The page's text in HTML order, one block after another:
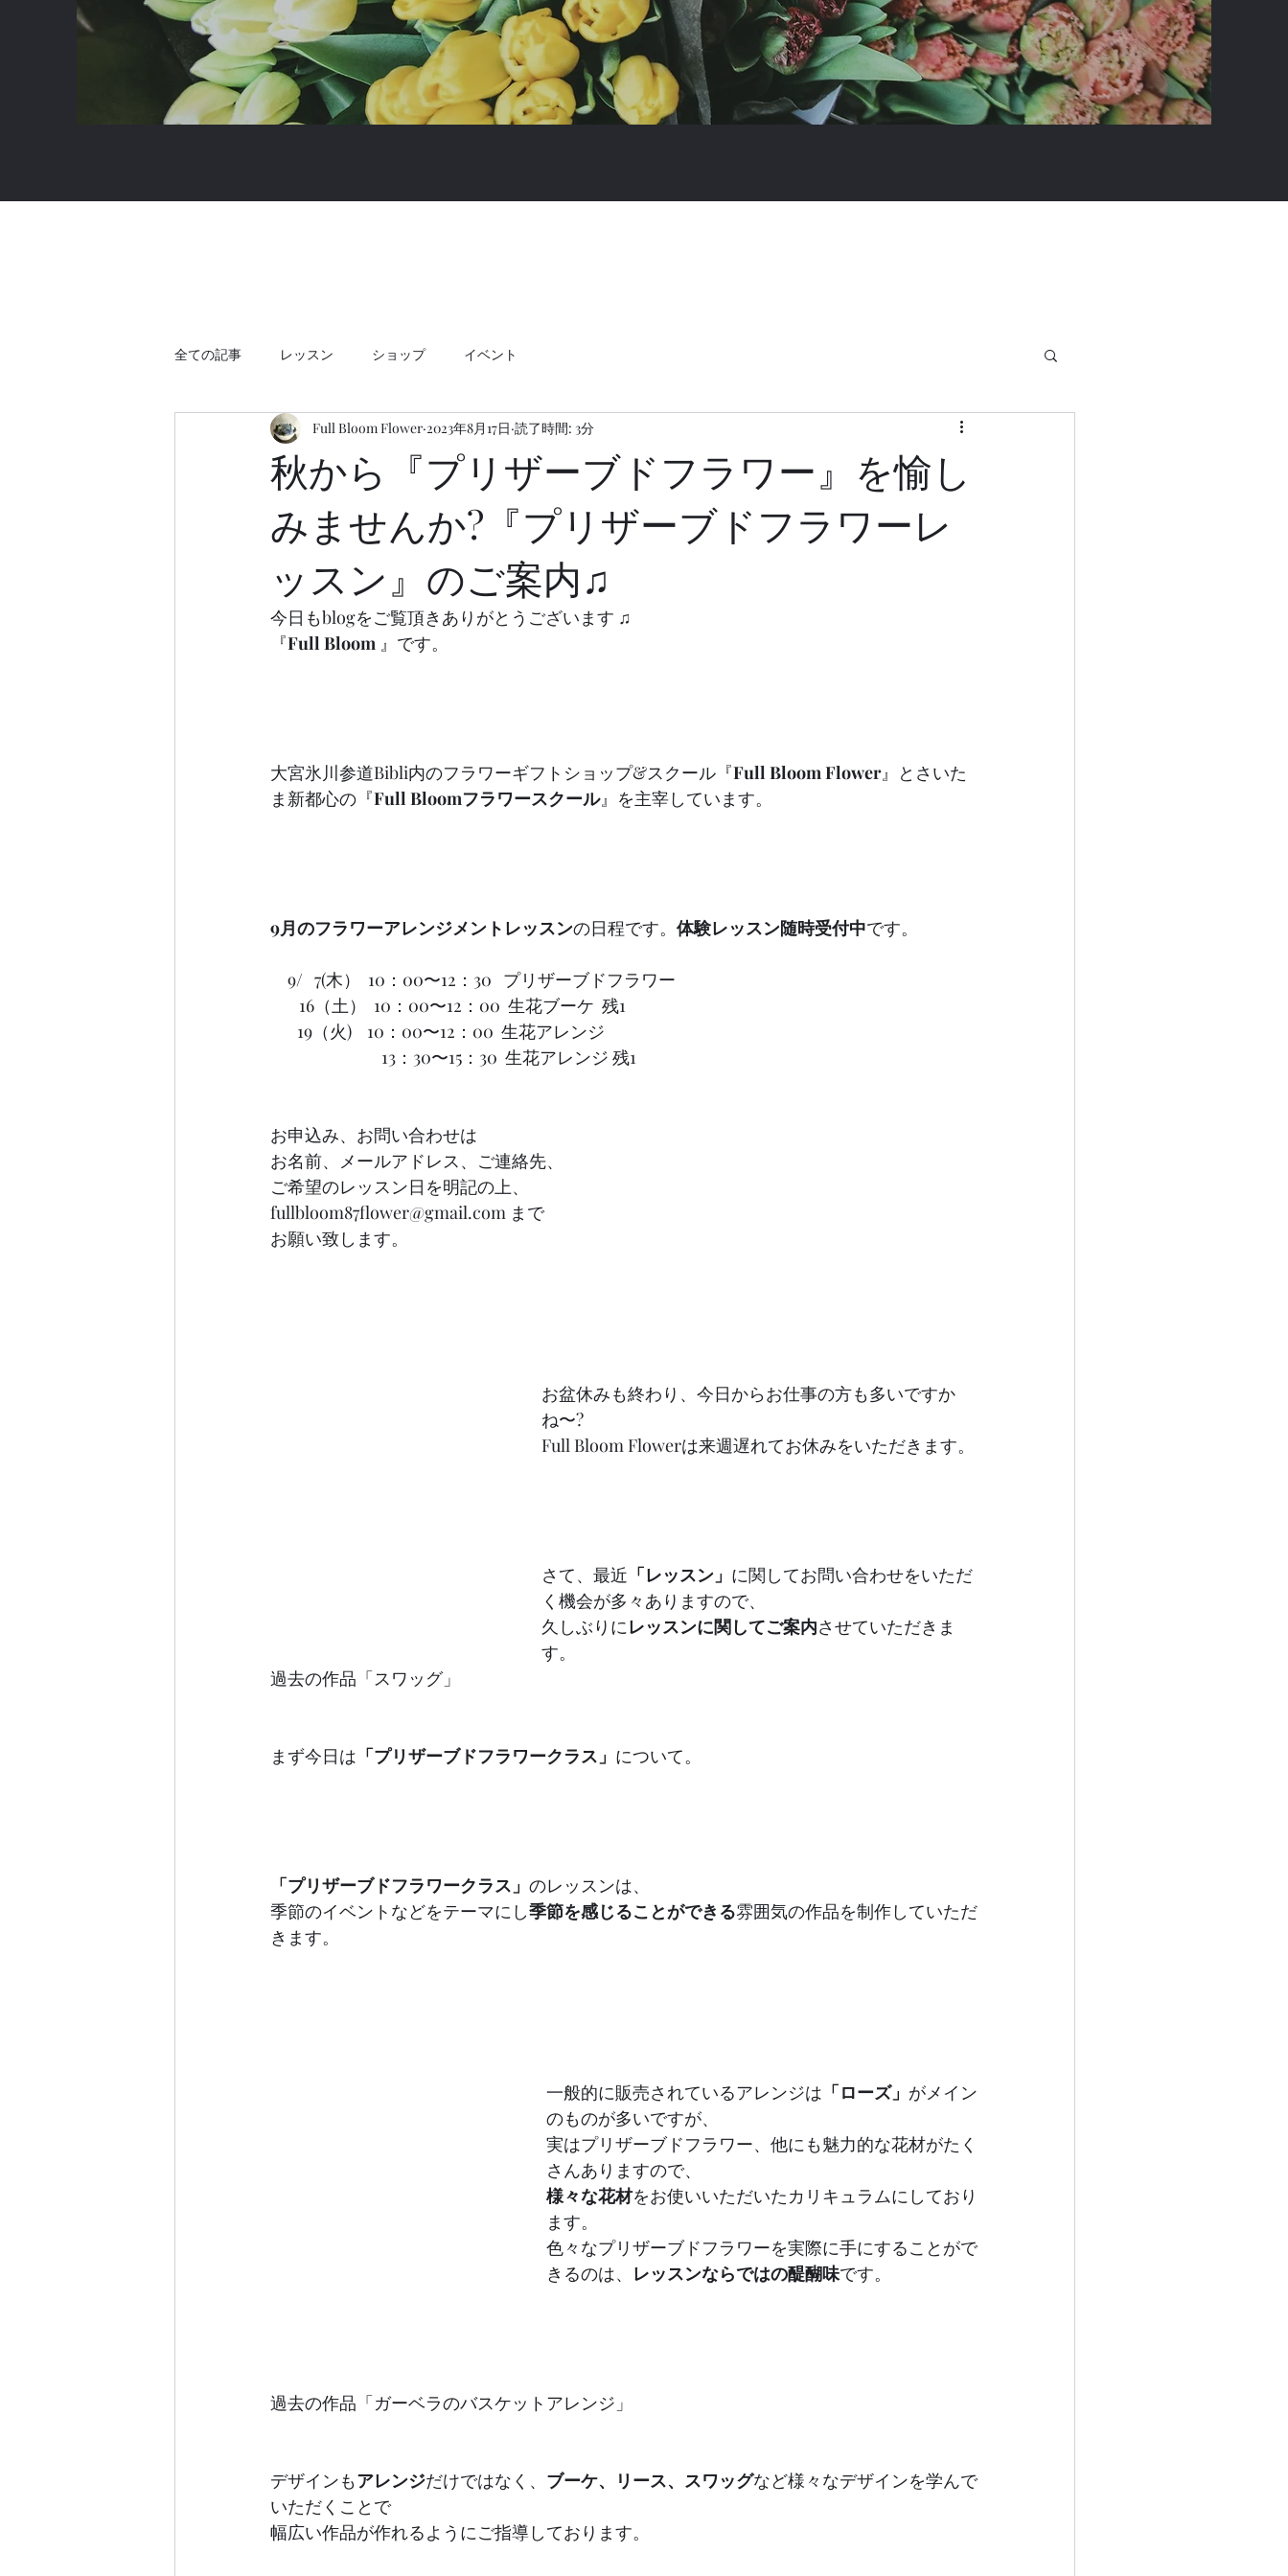
全ての記事 レッスン ショップ イベント
秋から『プリザーブドフラワー』を愉し
みませんか?『プリザーブドフラワーレ
ッスン』のご案内♫
Full Bloom Flower 2023年8月17日 読了時間: 3分
今日もblogをご覧頂きありがとうございます ♫
『Full Bloom 』です。
大宮氷川参道Bibli内のフラワーギフトショップ&スクール『Full Bloom Flower』とさいた
ま新都心の『Full Bloomフラワースクール』を主宰しています。
9月のフラワーアレンジメントレッスンの日程です。 体験レッスン随時受付中です。
9/   7(木）  10：00〜12：30   プリザーブドフラワー
16（土）  10：00〜12：00  生花ブーケ  残1
       19（火)    10：00〜12：00  生花アレンジ
13：30〜15：30  生花アレンジ 残1
お申込み、お問い合わせは
お名前、メールアドレス、ご連絡先、
ご希望のレッスン日を明記の上、
fullbloom87flower@gmail.com まで
お願い致します。
お盆休みも終わり、今日からお仕事の方も多いですか
ね〜?
Full Bloom Flowerは来週遅れてお休みをいただきます。
さて、最近 「レッスン」 に関してお問い合わせをいただ
く機会が多々ありますので、
久しぶりにレッスンに関してご案内させていただきま
す。
過去の作品「スワッグ」
まず今日は 「プリザーブドフラワークラス」 について。
「プリザーブドフラワークラス」 のレッスンは、
季節のイベントなどをテーマにし季節を感じることができる雰囲気の作品を制作していただ
きます。
一般的に販売されているアレンジは 「ローズ」 がメイン
のものが多いですが、
実はプリザーブドフラワー、他にも魅力的な花材がたく
さんありますので、
様々な花材をお使いいただいたカリキュラムにしており
ます。
色々なプリザーブドフラワーを実際に手にすることがで
きるのは、 レッスンならではの醍醐味です。
過去の作品「ガーベラのバスケットアレンジ」
デザインもアレンジだけではなく、 ブーケ、リース、スワッグなど様々なデザインを学んで
いただくことで
幅広い作品が作れるようにご指導しております。